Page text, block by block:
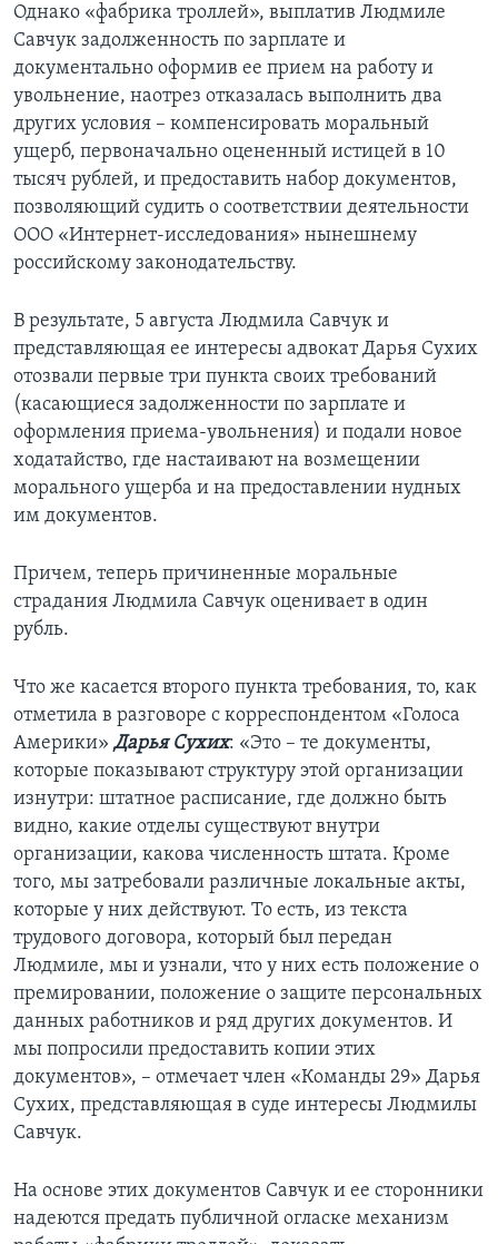
Однако «фабрика троллей», выплатив Людмиле
Савчук задолженность по зарплате и
документально оформив ее прием на работу и
увольнение, наотрез отказалась выполнить два
других условия – компенсировать моральный
ущерб, первоначально оцененный истицей в 10
тысяч рублей, и предоставить набор документов,
позволяющий судить о соответствии деятельности
ООО «Интернет-исследования» нынешнему
российскому законодательству.
В результате, 5 августа Людмила Савчук и
представляющая ее интересы адвокат Дарья Сухих
отозвали первые три пункта своих требований
(касающиеся задолженности по зарплате и
оформления приема-увольнения) и подали новое
ходатайство, где настаивают на возмещении
морального ущерба и на предоставлении нудных
им документов.
Причем, теперь причиненные моральные
страдания Людмила Савчук оценивает в один
рубль.
Что же касается второго пункта требования, то, как
отметила в разговоре с корреспондентом «Голоса
Америки» Дарья Сухих: «Это – те документы,
которые показывают структуру этой организации
изнутри: штатное расписание, где должно быть
видно, какие отделы существуют внутри
организации, какова численность штата. Кроме
того, мы затребовали различные локальные акты,
которые у них действуют. То есть, из текста
трудового договора, который был передан
Людмиле, мы и узнали, что у них есть положение о
премировании, положение о защите персональных
данных работников и ряд других документов. И
мы попросили предоставить копии этих
документов», – отмечает член «Команды 29» Дарья
Сухих, представляющая в суде интересы Людмилы
Савчук.
На основе этих документов Савчук и ее сторонники
надеются предать публичной огласке механизм